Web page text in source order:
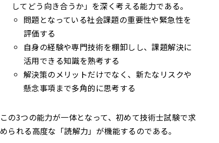
してどう向き合うか」を深く考える能力である。
問題となっている社会課題の重要性や緊急性を
評価する
自身の経験や専門技術を棚卸しし、課題解決に
活用できる知識を熟考する
解決策のメリットだけでなく、新たなリスクや
懸念事項まで多角的に思考する
この3つの能力が一体となって、初めて技術士試験で求
められる高度な「読解力」が機能するのである。